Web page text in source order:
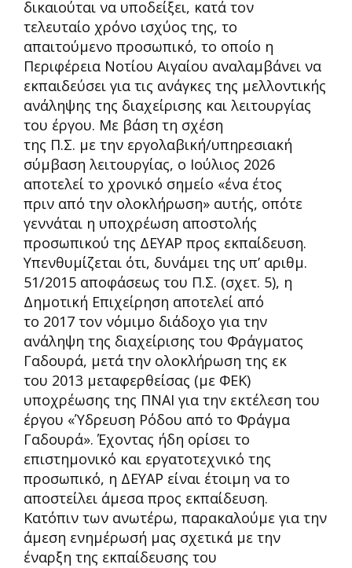
δικαιούται να υποδείξει, κατά τον
τελευταίο χρόνο ισχύος της, το
απαιτούμενο προσωπικό, το οποίο η
Περιφέρεια Νοτίου Αιγαίου αναλαμβάνει να
εκπαιδεύσει για τις ανάγκες της μελλοντικής
ανάληψης της διαχείρισης και λειτουργίας
του έργου. Με βάση τη σχέση
της Π.Σ. με την εργολαβική/υπηρεσιακή
σύμβαση λειτουργίας, ο Ιούλιος 2026
αποτελεί το χρονικό σημείο «ένα έτος
πριν από την ολοκλήρωση» αυτής, οπότε
γεννάται η υποχρέωση αποστολής
προσωπικού της ΔΕΥΑΡ προς εκπαίδευση.
Υπενθυμίζεται ότι, δυνάμει της υπ’ αριθμ.
51/2015 αποφάσεως του Π.Σ. (σχετ. 5), η
Δημοτική Επιχείρηση αποτελεί από
το 2017 τον νόμιμο διάδοχο για την
ανάληψη της διαχείρισης του Φράγματος
Γαδουρά, μετά την ολοκλήρωση της εκ
του 2013 μεταφερθείσας (με ΦΕΚ)
υποχρέωσης της ΠΝΑΙ για την εκτέλεση του
έργου «Ύδρευση Ρόδου από το Φράγμα
Γαδουρά». Έχοντας ήδη ορίσει το
επιστημονικό και εργατοτεχνικό της
προσωπικό, η ΔΕΥΑΡ είναι έτοιμη να το
αποστείλει άμεσα προς εκπαίδευση.
Κατόπιν των ανωτέρω, παρακαλούμε για την
άμεση ενημέρωσή μας σχετικά με την
έναρξη της εκπαίδευσης του